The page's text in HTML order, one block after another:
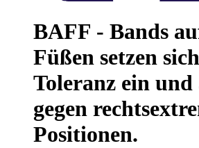
BAFF - Bands
Füßen setzen
Toleranz ein
gegen
Positionen.